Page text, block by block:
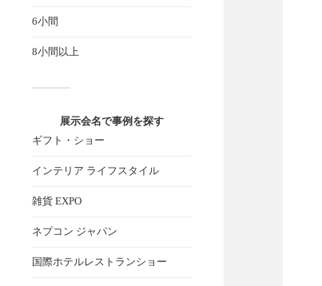
6小間
8小間以上
展示会名で事例を探す
ギフト・ショー
インテリア ライフスタイル
雑貨 EXPO
ネプコン ジャパン
国際ホテルレストランショー